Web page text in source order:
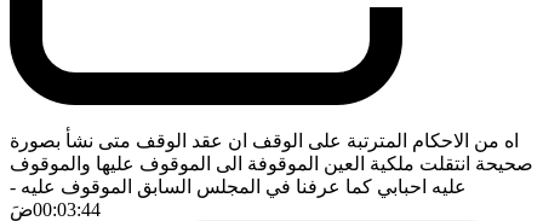
اه من الاحكام المترتبة على الوقف ان عقد الوقف متى نشأ بصورة
صحيحة انتقلت ملكية العين الموقوفة الى الموقوف عليها والموقوف
عليه احبابي كما عرفنا في المجلس السابق الموقوف عليه -
00:03:44ضَ